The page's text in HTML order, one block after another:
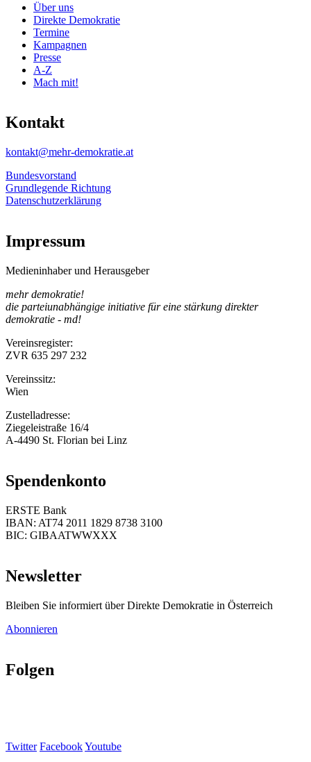
Über uns
Direkte Demokratie
Termine
Kampagnen
Presse
A-Z
Mach mit!
Kontakt
kontakt@mehr-demokratie.at
Bundesvorstand
Grundlegende Richtung
Datenschutzerklärung
Impressum
Medieninhaber und Herausgeber
mehr demokratie!
die parteiunabhängige initiative für eine stärkung direkter
demokratie - md!
Vereinsregister:
ZVR 635 297 232
Vereinssitz:
Wien
Zustelladresse:
Ziegeleistraße 16/4
A-4490 St. Florian bei Linz
Spendenkonto
ERSTE Bank
IBAN: AT74 2011 1829 8738 3100
BIC: GIBAATWWXXX
Newsletter
Bleiben Sie informiert über Direkte Demokratie in Österreich
Abonnieren
Folgen
Twitter FacebookYoutube